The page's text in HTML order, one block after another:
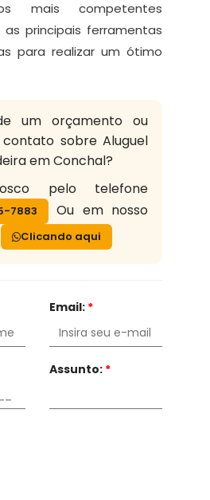
mais competentes
as principais ferramentas
para realizar um ótimo
um orçamento ou
sobre Aluguel
em Conchal?
pelo telefone
7883
Ou em nosso
Clicando aqui
Email: *
Assunto: *